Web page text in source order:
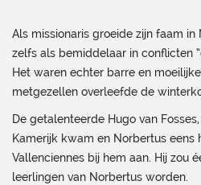
Als missionaris groeide zijn faam
zelfs als bemiddelaar in conflicten
Het waren echter barre en
metgezellen overleefde de
De getalenteerde Hugo van
Kamerijk kwam en Norbertus eens
Vallenciennes bij hem aan. Hij zou
leerlingen van Norbertus worden.